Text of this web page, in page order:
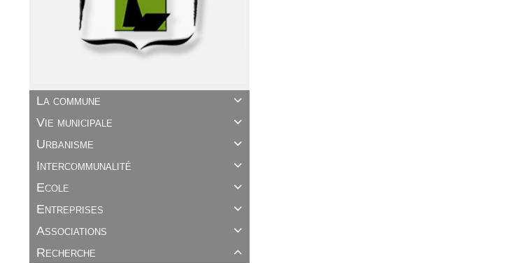

La commune

Vie municipale

Urbanisme

Intercommunalité

Ecole

Entreprises

Associations

Recherche